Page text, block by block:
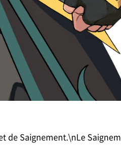
Saignement.\nLe